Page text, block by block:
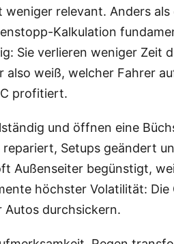
relevant. Anders
Kalkulation
Sie verlieren weniger Zeit
weiß, welcher Fahrer
profitiert.
und öffnen eine
Setups geändert
Außenseiter begünstigt,
höchster Volatilität:
durchsickern.